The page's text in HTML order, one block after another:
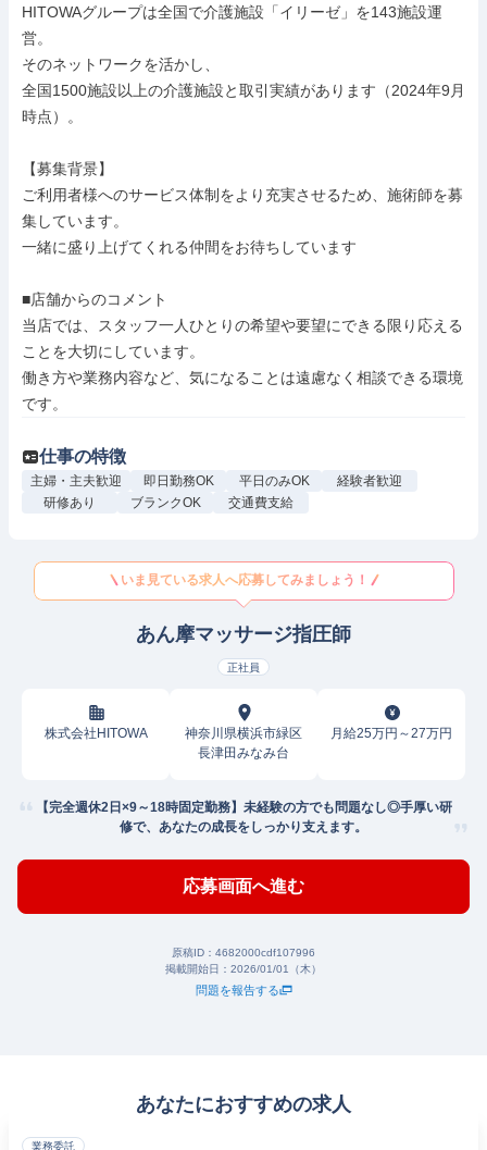
HITOWAグループは全国で介護施設「イリーゼ」を143施設運
営。
そのネットワークを活かし、
全国1500施設以上の介護施設と取引実績があります（2024年9月
時点）。
【募集背景】
ご利用者様へのサービス体制をより充実させるため、施術師を募
集しています。
一緒に盛り上げてくれる仲間をお待ちしています
■店舗からのコメント
当店では、スタッフ一人ひとりの希望や要望にできる限り応える
ことを大切にしています。
働き方や業務内容など、気になることは遠慮なく相談できる環境
です。
仕事の特徴
主婦・主夫歓迎 即日勤務OK 平日のみOK
経験者歓迎
研修あり
ブランクOK 交通費支給
いま見ている求人へ応募してみましょう！
あん摩マッサージ指圧師
正社員
株式会社HITOWA
神奈川県横浜市緑区
長津田みなみ台
月給25万円～27万円
【完全週休2日×9～18時固定勤務】未経験の方でも問題なし◎手厚い研
修で、あなたの成長をしっかり支えます。
応募画面へ進む
原稿ID： 4682000cdf107996
掲載開始日： 2026/01/01（木）
問題を報告する
あなたにおすすめの求人
業務委託